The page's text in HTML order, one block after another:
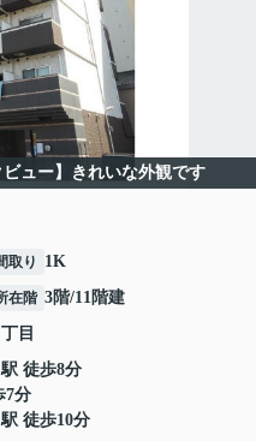
ビュー】きれいな外観です
取り 1K
在階 3階/11階建
目
駅 徒歩8分
7分
徒歩10分